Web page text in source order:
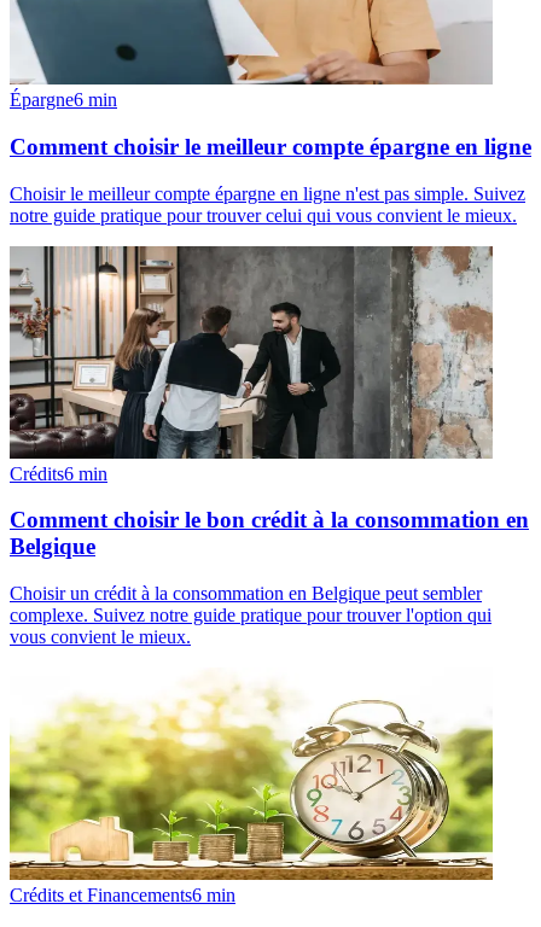
Épargne6 min
Comment choisir le meilleur compte épargne en ligne
Choisir le meilleur compte épargne en ligne n'est pas simple. Suivez
notre guide pratique pour trouver celui qui vous convient le mieux.
Crédits6 min
Comment choisir le bon crédit à la consommation en
Belgique
Choisir un crédit à la consommation en Belgique peut sembler
complexe. Suivez notre guide pratique pour trouver l'option qui
vous convient le mieux.
Crédits et Financements6 min